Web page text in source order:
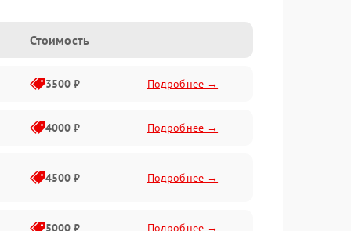
Стоимость
3500 ₽ Подробнее →
4000 ₽ Подробнее →
4500 ₽ Подробнее →
5000 ₽ Подробнее →